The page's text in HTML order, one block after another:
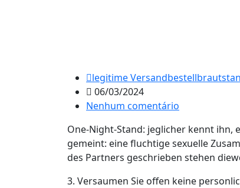
legitime
06/03/2024
Nenhum comentário
One-Night-Stand: jeglicher kennt ihn,
gemeint: eine fluchtige sexuelle
des Partners geschrieben stehen
3. Versaumen Sie offen keine